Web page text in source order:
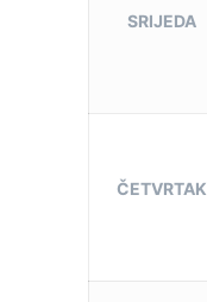
SRIJEDA
ČETVRTAK